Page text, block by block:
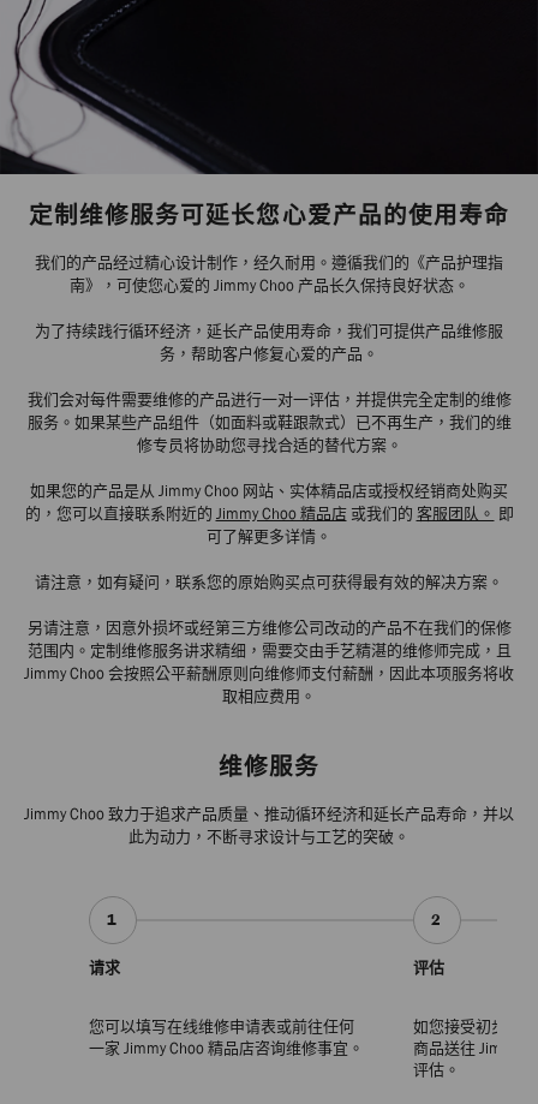
定制维修服务可延长您心爱产品的使用寿命
我们的产品经过精心设计制作，经久耐用。遵循我们的《产品护理指
南》，可使您心爱的 Jimmy Choo 产品长久保持良好状态。
为了持续践行循环经济，延长产品使用寿命，我们可提供产品维修服
务，帮助客户修复心爱的产品。
我们会对每件需要维修的产品进行一对一评估，并提供完全定制的维修
服务。如果某些产品组件（如面料或鞋跟款式）已不再生产，我们的维
修专员将协助您寻找合适的替代方案。
如果您的产品是从 Jimmy Choo 网站、实体精品店或授权经销商处购买
的，您可以直接联系附近的 Jimmy Choo 精品店或我们的 客服团队。 即
可了解更多详情。
请注意，如有疑问，联系您的原始购买点可获得最有效的解决方案。
另请注意，因意外损坏或经第三方维修公司改动的产品不在我们的保修
范围内。定制维修服务讲求精细，需要交由手艺精湛的维修师完成，且
Jimmy Choo 会按照公平薪酬原则向维修师支付薪酬，因此本项服务将收
取相应费用。
维修服务
Jimmy Choo 致力于追求产品质量、推动循环经济和延长产品寿命，并以
此为动力，不断寻求设计与工艺的突破。
1
请求
您可以填写在线维修申请表或前往任何
一家 Jimmy Choo 精品店咨询维修事宜。
2
评估
如您接受初步报
商品送往 Jimmy
评估。